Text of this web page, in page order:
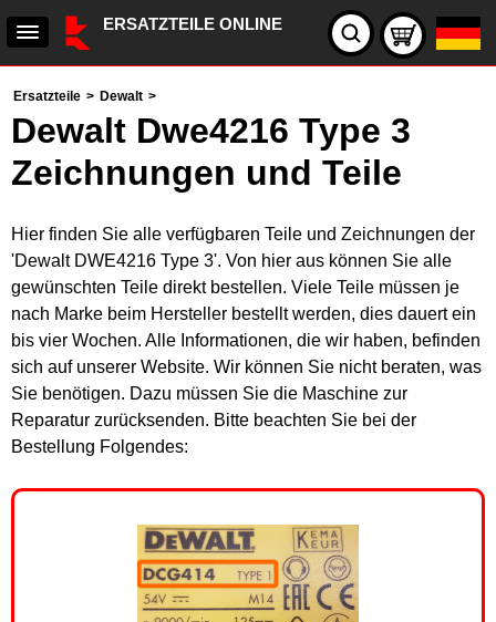
ERSATZTEILE ONLINE
Ersatzteile > Dewalt >
Dewalt Dwe4216 Type 3
Zeichnungen und Teile
Hier finden Sie alle verfügbaren Teile und Zeichnungen der
'Dewalt DWE4216 Type 3'. Von hier aus können Sie alle
gewünschten Teile direkt bestellen. Viele Teile müssen je
nach Marke beim Hersteller bestellt werden, dies dauert ein
bis vier Wochen. Alle Informationen, die wir haben, befinden
sich auf unserer Website. Wir können Sie nicht beraten, was
Sie benötigen. Dazu müssen Sie die Maschine zur
Reparatur zurücksenden. Bitte beachten Sie bei der
Bestellung Folgendes: